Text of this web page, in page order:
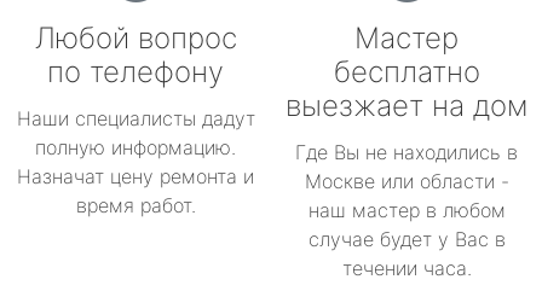
Любой вопрос
по телефону
Наши специалисты дадут
полную информацию.
Назначат цену ремонта и
время работ.
Мастер
бесплатно
выезжает на дом
Где Вы не находились в
Москве или области -
наш мастер в любом
случае будет у Вас в
течении часа.